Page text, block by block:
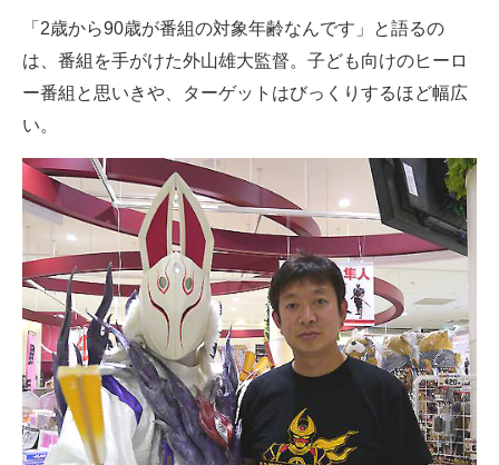
「2歳から90歳が番組の対象年齢なんです」と語るの
は、番組を手がけた外山雄大監督。子ども向けのヒーロ
ー番組と思いきや、ターゲットはびっくりするほど幅広
い。